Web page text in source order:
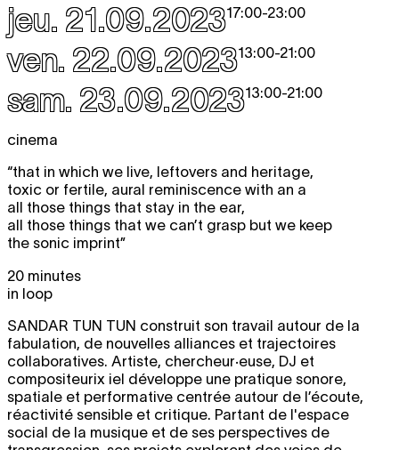
jeu. 21.09.202317:00-23:00
ven. 22.09.202313:00-21:00
sam. 23.09.202313:00-21:00
cinema
“that in which we live, leftovers and heritage,
toxic or fertile, aural reminiscence with an a
all those things that stay in the ear,
all those things that we can’t grasp but we keep
the sonic imprint”
20 minutes
in loop
SANDAR TUN TUN construit son travail autour de la
fabulation, de nouvelles alliances et trajectoires
collaboratives. Artiste, chercheur·euse, DJ et
compositeurix iel développe une pratique sonore,
spatiale et performative centrée autour de l’écoute,
réactivité sensible et critique. Partant de l'espace
social de la musique et de ses perspectives de